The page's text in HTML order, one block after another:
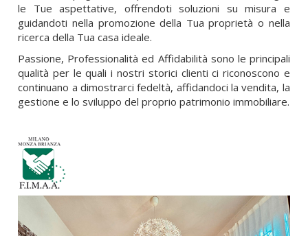
le Tue aspettative, offrendoti soluzioni su misura e
guidandoti nella promozione della Tua proprietà o nella
ricerca della Tua casa ideale.
Passione, Professionalità ed Affidabilità sono le principali
qualità per le quali i nostri storici clienti ci riconoscono e
continuano a dimostrarci fedeltà, affidandoci la vendita, la
gestione e lo sviluppo del proprio patrimonio immobiliare.